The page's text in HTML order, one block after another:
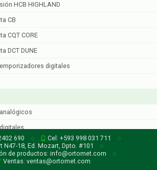
HCB HIGHLAND
CB
CQT CORE
DCT DUNE
digitales
HUMEDAD
690 ◇ Cel: +593 998 031 711 ◇
N47-18, Ed. Mozart, Dpto. #101 ◇
de productos: info@ortomet.com ◇
Ventas: ventas@ortomet.com